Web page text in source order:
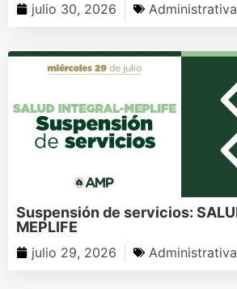
julio 30, 2026
Suspensión de servicios:
MEPLIFE
julio 29, 2026